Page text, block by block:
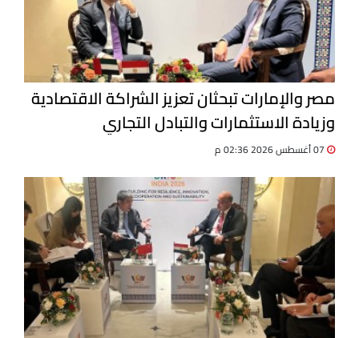
مصر والإمارات تبحثان تعزيز الشراكة الاقتصادية
وزيادة الاستثمارات والتبادل التجاري